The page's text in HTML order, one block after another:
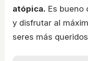
atópica. Es bueno
y disfrutar al
seres más